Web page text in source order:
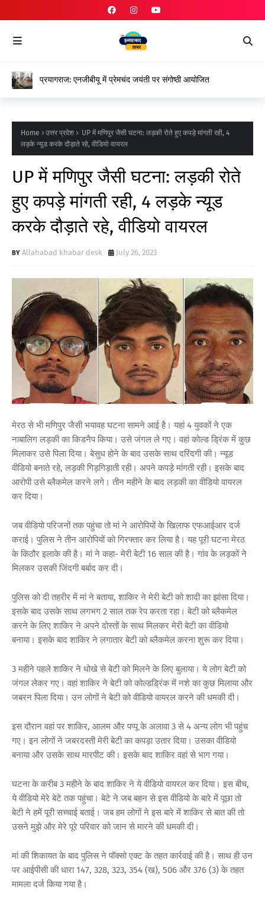
प्रयागराज: एनजीबीयू में प्रेमचंद जयंती पर संगोष्ठी आयोजित
Home उत्तर प्रदेश
UP में मणिपुर जैसी घटना: लड़की रोते हुए कपड़े मांगती रही, 4
लड़के न्यूड करके दौड़ाते रहे, वीडियो वायरल
UP में मणिपुर जैसी घटना: लड़की रोते
हुए कपड़े मांगती रही, 4 लड़के न्यूड
करके दौड़ाते रहे, वीडियो वायरल
Allahabad khabar desk July 26, 2023
मेरठ से भी मणिपुर जैसी भयावह घटना सामने आई है। यहां 4 युवकों ने एक
नाबालिग लड़की का किडनैप किया। उसे जंगल ले गए। वहां कोल्ड ड्रिंक में कुछ
मिलाकर उसे पिला दिया। बेसुध होने के बाद उसके साथ दरिंदगी की। न्यूड
वीडियो बनाते रहे, लड़की गिड़गिड़ाती रही। अपने कपड़े मांगती रही। इसके बाद
आरोपी उसे ब्लैकमेल करने लगे। तीन महीने के बाद लड़की का वीडियो वायरल
कर दिया।
जब वीडियो परिजनों तक पहुंचा तो मां ने आरोपियों के खिलाफ एफआईआर दर्ज
कराई। पुलिस ने तीन आरोपियों को गिरफ्तार कर लिया है। यह पूरी घटना मेरठ
के किठौर इलाके की है। मां ने कहा- मेरी बेटी 16 साल की है। गांव के लड़कों ने
मिलकर उसकी जिंदगी बर्बाद कर दी।
पुलिस को दी तहरीर में मां ने बताया, शाकिर ने मेरी बेटी को शादी का झांसा दिया।
इसके बाद उसके साथ लगभग 2 साल तक रेप करता रहा। बेटी को ब्लैकमेल
करने के लिए शाकिर ने अपने दोस्तों के साथ मिलकर मेरी बेटी का वीडियो
बनाया। इसके बाद शाकिर ने लगातार बेटी को ब्लैकमेल करना शुरू कर दिया।
3 महीने पहले शाकिर ने धोखे से बेटी को मिलने के लिए बुलाया। ये लोग बेटी को
जंगल लेकर गए। वहां शाकिर ने बेटी को कोल्डड्रिंक में नशे का कुछ मिलाया और
जबरन पिला दिया। उन लोगों ने बेटी को वीडियो वायरल करने की धमकी दी।
इस दौरान वहां पर शाकिर, आलम और पप्पू के अलावा 3 से 4 अन्य लोग भी पहुंच
गए। इन लोगों ने जबरदस्ती मेरी बेटी का कपड़ा उतार दिया। उसका वीडियो
बनाया और उसके साथ मारपीट की। इसके बाद शाकिर वहां से भाग गया।
घटना के करीब 3 महीने के बाद शाकिर ने ये वीडियो वायरल कर दिया। इस बीच,
ये वीडियो मेरे बेटे तक पहुंचा। बेटे ने जब बहन से इस वीडियो के बारे में पूछा तो
बेटी ने हमें पूरी सच्चाई बताई। जब हम लोगों ने इस बारे में शाकिर से बात की तो
उसने मुझे और मेरे पूरे परिवार को जान से मारने की धमकी दी।
मां की शिकायत के बाद पुलिस ने पॉक्सो एक्ट के तहत कार्रवाई की है। साथ ही उन
पर आईपीसी की धारा 147, 328, 323, 354 (ख), 506 और 376 (3) के तहत
मामला दर्ज किया गया है।